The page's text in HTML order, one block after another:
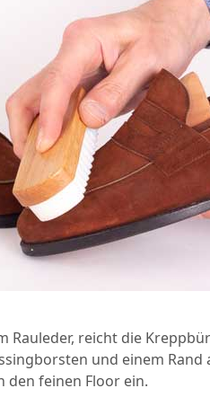
Rauleder, reicht die
und einem Rand
den feinen Floor ein.